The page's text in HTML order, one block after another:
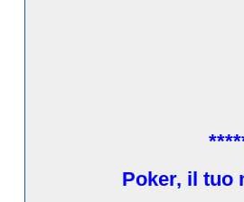
Poker, il tuo